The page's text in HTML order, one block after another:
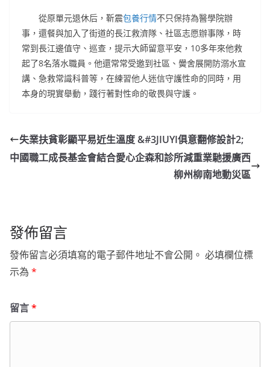
從原單元退休后，靳震包養行情不只保持為醫學院辦
事，還餐與加入了街道的長江救濟隊、社區志愿辦事隊，時
常到長江邊值守、巡查，提示大師留意平安，10多年來他救
起了8名落水職員。他還常常受邀到社區、黌舍展開防溺水宣
講、急救常識科普等，在練習他人迷信守護性命的同時，用
本身的現實舉動，踐行著對性命的敬畏與守護。
失業扶貧彰顯平易近生溫度 &#3JIUYI俱意翻修設計2;
中國職工成長基金會結合愛心企森和診所減重業馳援廣西
柳州柳南地動災區
發佈留言
發佈留言必須填寫的電子郵件地址不會公開。 必填欄位標
示為 *
留言*